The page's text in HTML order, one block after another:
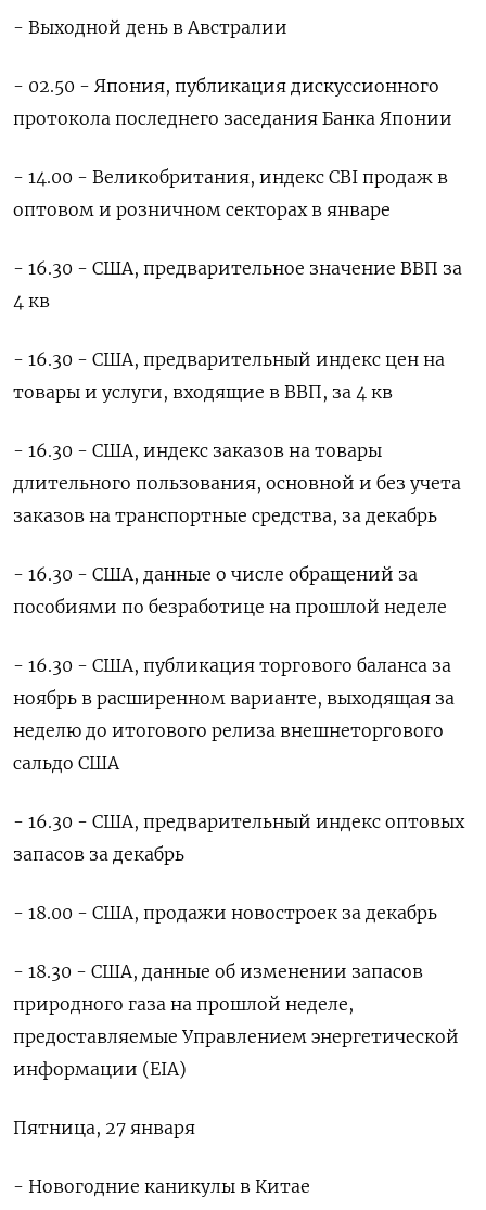
- Выходной день в Австралии
- 02.50 - Япония, публикация дискуссионного
протокола последнего заседания Банка Японии
- 14.00 - Великобритания, индекс CBI продаж в
оптовом и розничном секторах в январе
- 16.30 - США, предварительное значение ВВП за
4 кв
- 16.30 - США, предварительный индекс цен на
товары и услуги, входящие в ВВП, за 4 кв
- 16.30 - США, индекс заказов на товары
длительного пользования, основной и без учета
заказов на транспортные средства, за декабрь
- 16.30 - США, данные о числе обращений за
пособиями по безработице на прошлой неделе
- 16.30 - США, публикация торгового баланса за
ноябрь в расширенном варианте, выходящая за
неделю до итогового релиза внешнеторгового
сальдо США
- 16.30 - США, предварительный индекс оптовых
запасов за декабрь
- 18.00 - США, продажи новостроек за декабрь
- 18.30 - США, данные об изменении запасов
природного газа на прошлой неделе,
предоставляемые Управлением энергетической
информации (EIA)
Пятница, 27 января
- Новогодние каникулы в Китае